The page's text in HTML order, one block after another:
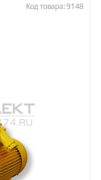
Код товара: 9148